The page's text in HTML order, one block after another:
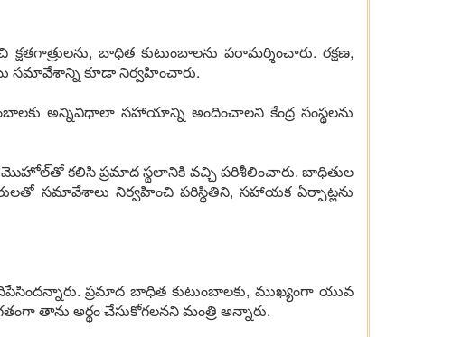
బాధిత కుటుంబాలను పరామర్శించారు. రక్షణ,
సమావేశాన్ని కూడా నిర్వహించారు.
అన్నివిధాలా సహాయాన్ని అందించాలని కేంద్ర సంస్థలను
కలిసి ప్రమాద స్థలానికి వచ్చి పరిశీలించారు. బాధితుల
సమావేశాలు నిర్వహించి పరిస్థితిని, సహాయక ఏర్పాట్లను
ప్రమాద బాధిత కుటుంబాలకు, ముఖ్యంగా యువ
తాను అర్థం చేసుకోగలనని మంత్రి అన్నారు.